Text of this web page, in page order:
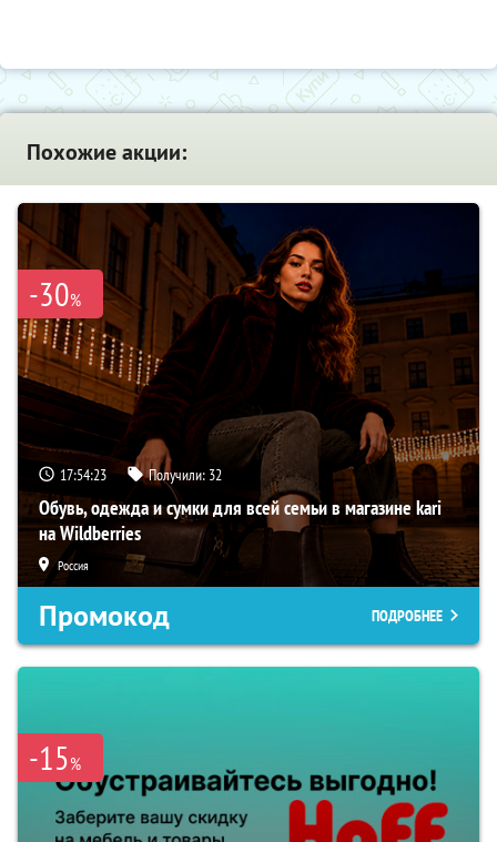
Похожие акции:
-30%
17:54:22 Получили: 32
Обувь, одежда и сумки для всей семьи в магазине kari
на Wildberries
Россия
Промокод ПОДРОБНЕЕ
-15%